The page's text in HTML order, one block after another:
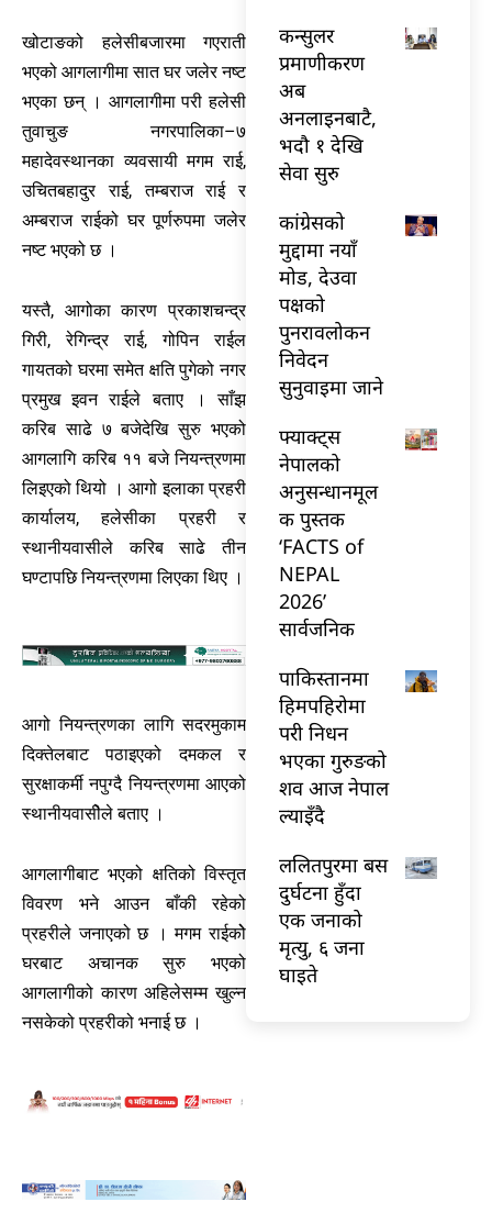
खोटाङको हलेसीबजारमा गएराती
भएको आगलागीमा सात घर जलेर नष्ट
भएका छन् । आगलागीमा परी हलेसी
तुवाचुङ नगरपालिका–७
महादेवस्थानका व्यवसायी मगम राई,
उचितबहादुर राई, तम्बराज राई र
अम्बराज राईको घर पूर्णरुपमा जलेर
नष्ट भएको छ ।
यस्तै, आगोका कारण प्रकाशचन्द्र
गिरी, रेगिन्द्र राई, गोपिन राईल
गायतको घरमा समेत क्षति पुगेको नगर
प्रमुख इवन राईले बताए । साँझ
करिब साढे ७ बजेदेखि सुरु भएको
आगलागि करिब ११ बजे नियन्त्रणमा
लिइएको थियो । आगो इलाका प्रहरी
कार्यालय, हलेसीका प्रहरी र
स्थानीयवासीले करिब साढे तीन
घण्टापछि नियन्त्रणमा लिएका थिए ।
आगो नियन्त्रणका लागि सदरमुकाम
दिक्तेलबाट पठाइएको दमकल र
सुरक्षाकर्मी नपुग्दै नियन्त्रणमा आएको
स्थानीयवासीेले बताए ।
आगलागीबाट भएको क्षतिको विस्तृत
विवरण भने आउन बाँकी रहेको
प्रहरीले जनाएको छ । मगम राईकोे
घरबाट अचानक सुरु भएको
आगलागीको कारण अहिलेसम्म खुल्न
नसकेको प्रहरीको भनाई छ ।
कन्सुलर
प्रमाणीकरण
अब
अनलाइनबाटै,
भदौ १ देखि
सेवा सुरु
कांग्रेसको
मुद्दामा नयाँ
मोड, देउवा
पक्षको
पुनरावलोकन
निवेदन
सुनुवाइमा जाने
फ्याक्ट्स
नेपालको
अनुसन्धानमूल
क पुस्तक
‘FACTS of
NEPAL
2026’
सार्वजनिक
पाकिस्तानमा
हिमपहिरोमा
परी निधन
भएका गुरुङको
शव आज नेपाल
ल्याइँदै
ललितपुरमा बस
दुर्घटना हुँदा
एक जनाको
मृत्यु, ६ जना
घाइते